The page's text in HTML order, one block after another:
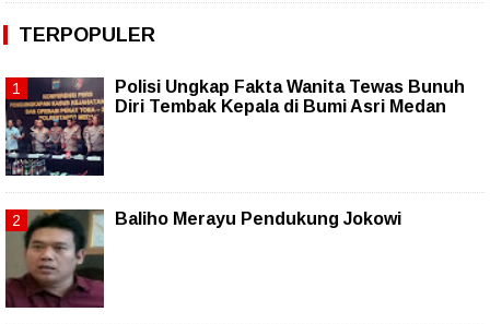
TERPOPULER
Polisi Ungkap Fakta Wanita Tewas Bunuh
Diri Tembak Kepala di Bumi Asri Medan
Baliho Merayu Pendukung Jokowi